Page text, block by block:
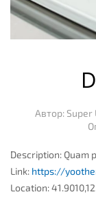
Автор: Super
Description: Quam
Link: https://
Location: